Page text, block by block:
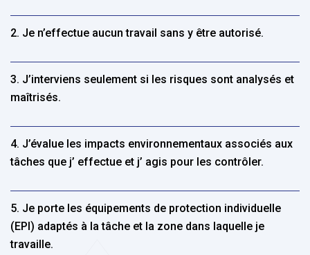
2. Je n’effectue aucun travail sans y être autorisé.
3. J’interviens seulement si les risques sont analysés et
maîtrisés.
4. J’évalue les impacts environnementaux associés aux
tâches que j’ effectue et j’ agis pour les contrôler.
5. Je porte les équipements de protection individuelle
(EPI) adaptés à la tâche et la zone dans laquelle je
travaille.